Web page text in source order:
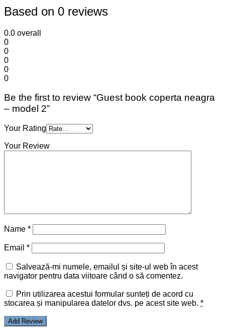
Based on 0 reviews
0.0 overall
0
0
0
0
0
Be the first to review “Guest book coperta neagra
– model 2”
Your Rating
Your Review
Name *
Email *
Salvează-mi numele, emailul și site-ul web în acest
navigator pentru data viitoare când o să comentez.
Prin utilizarea acestui formular sunteți de acord cu
stocarea și manipularea datelor dvs. pe acest site web. *